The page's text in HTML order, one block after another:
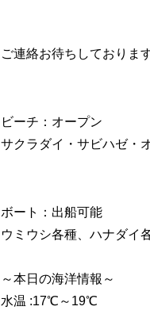
ご連絡お待ちしておりま
ビーチ：オープン
サクラダイ・サビハゼ・
ボート：出船可能
ウミウシ各種、ハナダイ
～本日の海洋情報～
水温 :17℃～19℃